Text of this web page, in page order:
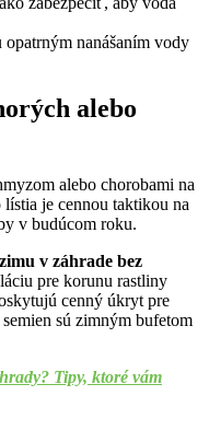
opatrným nanášaním vody
alebo
alebo chorobami na
je cennou taktikou na
v budúcom roku.
v záhrade bez
pre korunu rastliny
cenný úkryt pre
sú zimným bufetom
Tipy, ktoré vám